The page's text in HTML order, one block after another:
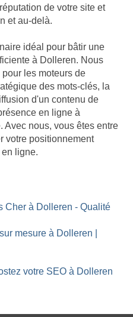
de votre site et
et au-delà.
idéal pour bâtir une
à Dolleren. Nous
les moteurs de
des mots-clés, la
d'un contenu de
en ligne à
Avec nous, vous êtes entre
votre positionnement
ligne.
Cher à Dolleren - Qualité
mesure à Dolleren |
votre SEO à Dolleren